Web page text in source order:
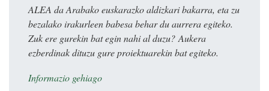
ALEA da Arabako euskarazko aldizkari bakarra, eta zu
bezalako irakurleen babesa behar du aurrera egiteko.
Zuk ere gurekin bat egin nahi al duzu? Aukera
ezberdinak dituzu gure proiektuarekin bat egiteko.
Informazio gehiago